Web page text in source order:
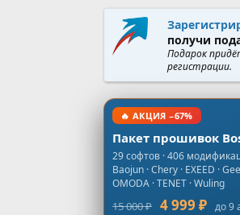
получи
Подарок
регистрации.
🔥 АКЦИЯ −67%
Пакет прошивок
29 софтов · 406
Baojun · Chery · EXEED ·
OMODA · TENET · Wuling
15 000 ₽ 4 999 ₽ до 9